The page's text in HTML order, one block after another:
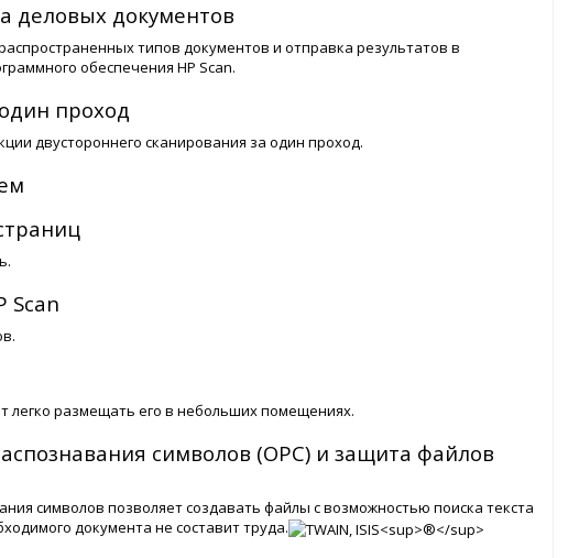
деловых документов
типов документов и отправка результатов в
обеспечения HP Scan.
проход
двустороннего сканирования за один проход.
Scan
легко размещать его в небольших помещениях.
символов (ОРС) и защита файлов
символов позволяет создавать файлы с возможностью поиска текста
документа не составит труда.